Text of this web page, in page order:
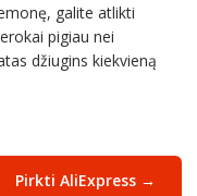
galite atlikti
pigiau nei
džiugins kiekvieną
Pirkti AliExpress →